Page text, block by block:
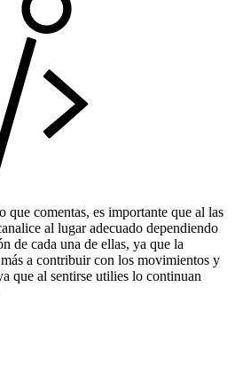
que comentas, es importante que al las
al lugar adecuado dependiendo
de cada una de ellas, ya que la
a contribuir con los movimientos y
que al sentirse utilies lo continuan